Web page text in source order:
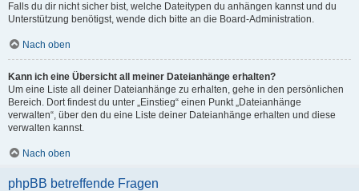
Falls du dir nicht sicher bist, welche Dateitypen du anhängen kannst und du
Unterstützung benötigst, wende dich bitte an die Board-Administration.
Nach oben
Kann ich eine Übersicht all meiner Dateianhänge erhalten?
Um eine Liste all deiner Dateianhänge zu erhalten, gehe in den persönlichen
Bereich. Dort findest du unter „Einstieg“ einen Punkt „Dateianhänge
verwalten“, über den du eine Liste deiner Dateianhänge erhalten und diese
verwalten kannst.
Nach oben
phpBB betreffende Fragen